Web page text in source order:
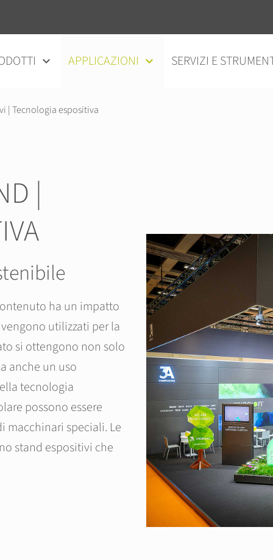
APPLICAZIONI SERVIZI E
| Tecnologia espositiva
|
ha un impatto
utilizzati per la
si ottengono non solo
anche un uso
tecnologia
possono essere
macchinari speciali. Le
stand espositivi che